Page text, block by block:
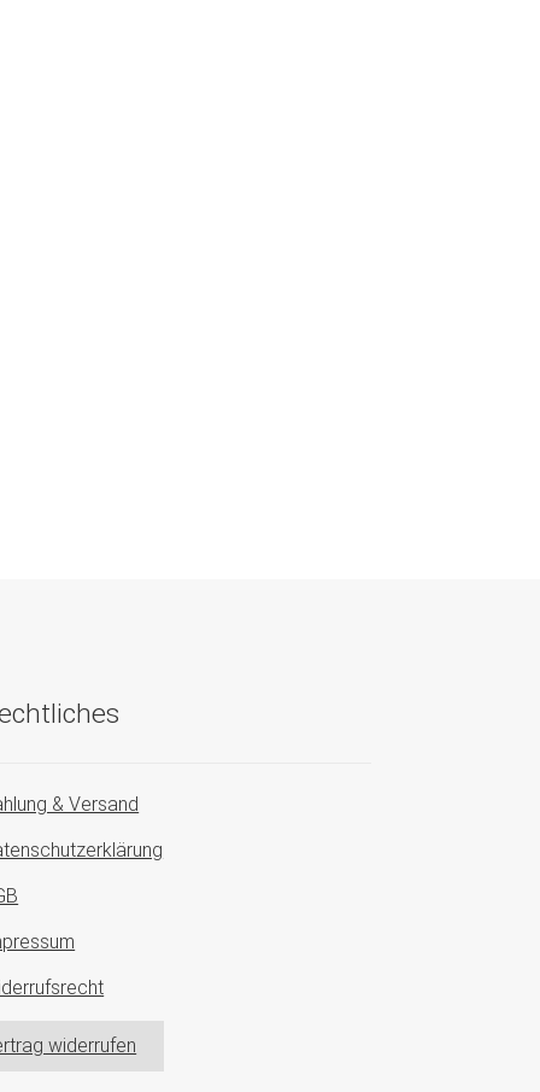
& Versand
widerrufen